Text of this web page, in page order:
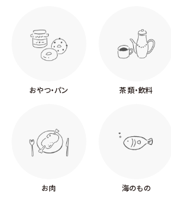
おやつ・パン 茶類・飲料
お肉 海のもの